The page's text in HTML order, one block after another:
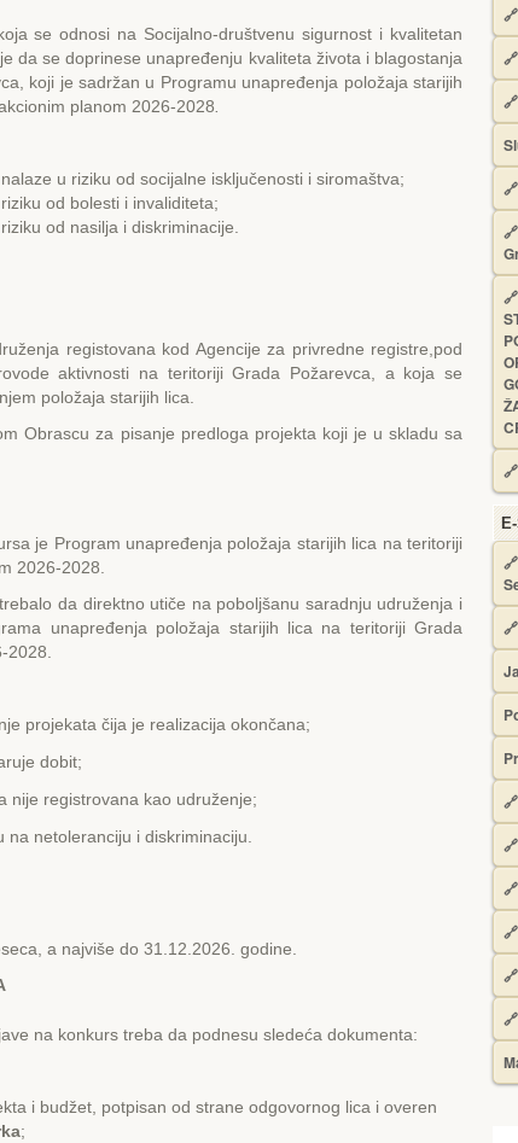
se odnosi na Socijalno-društvenu sigurnost i kvalitetan
da se doprinese unapređenju kvaliteta života i blagostanja
koji je sadržan u Programu unapređenja položaja starijih
planom 2026-2028
u riziku od socijalne isključenosti i siromaštva;
od bolesti i invaliditeta;
od nasilja i diskriminacije.
registovana kod Agencije za privredne registre,pod
aktivnosti na teritoriji Grada Požarevca, a koja se
položaja starijih lica.
Obrascu za pisanje predloga projekta koji je u skladu sa
je Program unapređenja položaja starijih lica na teritoriji
2026-2028.
da direktno utiče na poboljšanu saradnju udruženja i
unapređenja položaja starijih lica na teritoriji Grada
projekata čija je realizacija okončana;
dobit;
nije registrovana kao udruženje;
netoleranciju i diskriminaciju.
a najviše do 31.12.2026. godine.
na konkurs treba da podnesu sledeća dokumenta:
i budžet, potpisan od strane odgovornog lica i overen
;
🔗
🔗
🔗
🔗
🔗
🔗
🔗